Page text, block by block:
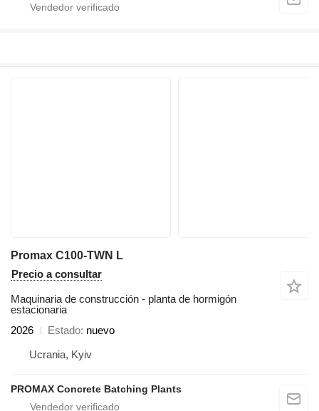
Promax C100-TWN L
Precio a consultar
Maquinaria de construcción - planta de hormigón
estacionaria
2026
Estado nuevo
Ucrania, Kyiv
PROMAX Concrete Batching Plants